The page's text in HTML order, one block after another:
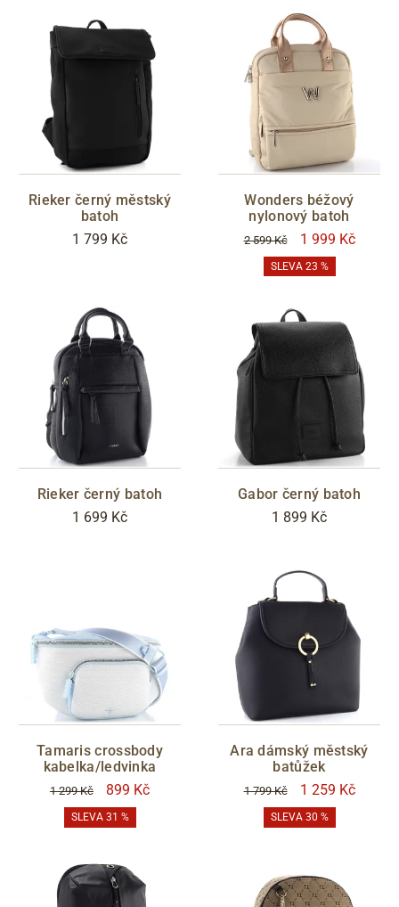
Rieker černý městský
batoh
1 799 Kč
Wonders béžový
nylonový batoh
2 599 Kč 1 999 Kč
SLEVA 23 %
Rieker černý batoh
1 699 Kč
Gabor černý batoh
1 899 Kč
Tamaris crossbody
kabelka/ledvinka
1 299 Kč 899 Kč
SLEVA 31 %
Ara dámský městský
batůžek
1 799 Kč 1 259 Kč
SLEVA 30 %